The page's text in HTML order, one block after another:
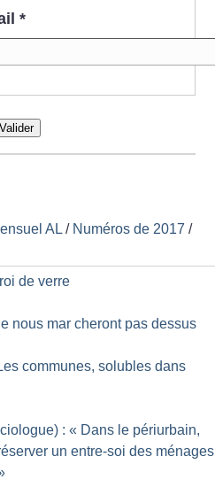
*
Valider
AL / Numéros de 2017 /
de verre
nous mar cheront pas dessus
communes, solubles dans
: « Dans le périurbain,
un entre-soi des ménages